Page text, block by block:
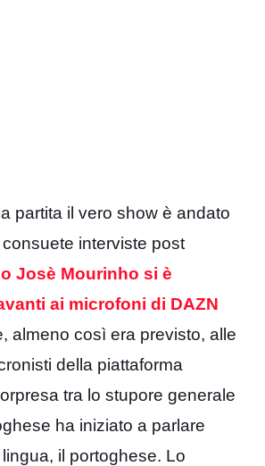
partita il vero show è andato
interviste post
Josè Mourinho si è
ai microfoni di DAZN
almeno così era previsto, alle
della piattaforma
tra lo stupore generale
ha iniziato a parlare
il portoghese. Lo